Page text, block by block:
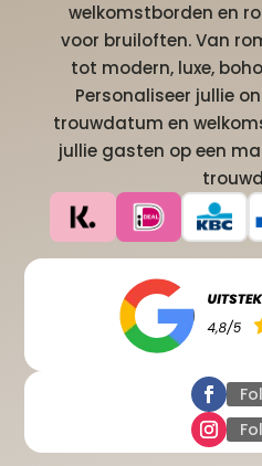
welkomstborden en
voor bruiloften. Van
tot modern, luxe,
Personaliseer jullie
trouwdatum en
jullie gasten op een